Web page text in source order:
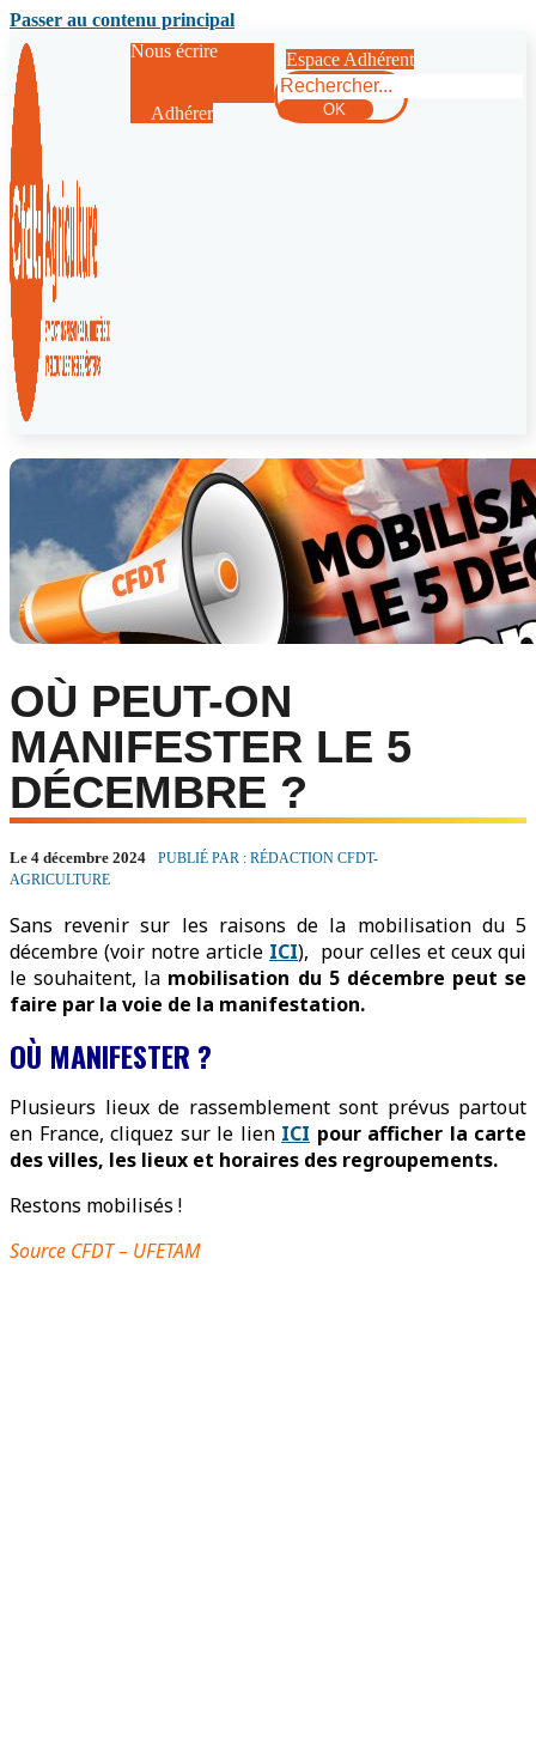
Passer au contenu principal
Nous écrire
Adhérer
Espace Adhérent
Rechercher
OK
OÙ PEUT-ON
MANIFESTER LE 5
DÉCEMBRE ?
Le 4 décembre 2024
PUBLIÉ PAR : RÉDACTION CFDT-
AGRICULTURE
Sans revenir sur les raisons de la mobilisation du 5
décembre (voir notre article ICI), pour celles et ceux qui
le souhaitent, la mobilisation du 5 décembre peut se
faire par la voie de la manifestation.
OÙ MANIFESTER ?
Plusieurs lieux de rassemblement sont prévus partout
en France, cliquez sur le lien ICI pour afficher la carte
des villes, les lieux et horaires des regroupements.
Restons mobilisés !
Source CFDT – UFETAM